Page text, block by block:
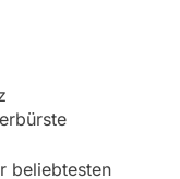
beliebtesten